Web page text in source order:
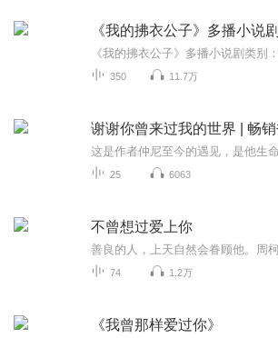
《我的拂衣公子》多播小说剧
350 11.7万
25 6063
不曾想过爱上你
74 1.2万
《我曾那样爱过你》